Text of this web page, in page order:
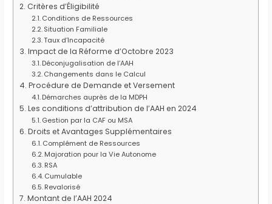
Critères d’Éligibilité
Conditions de Ressources
Situation Familiale
Taux d’Incapacité
Impact de la Réforme d’Octobre 2023
Déconjugalisation de l’AAH
Changements dans le Calcul
Procédure de Demande et Versement
Démarches auprès de la MDPH
Les conditions d’attribution de l’AAH en 2024
Gestion par la CAF ou MSA
Droits et Avantages Supplémentaires
Complément de Ressources
Majoration pour la Vie Autonome
RSA
Cumulable
Revalorisé
Montant de l’AAH 2024